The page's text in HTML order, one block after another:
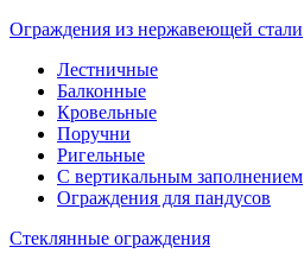
Ограждения из нержавеющей стали
Лестничные
Балконные
Кровельные
Поручни
Ригельные
С вертикальным заполнением
Ограждения для пандусов
Стеклянные ограждения